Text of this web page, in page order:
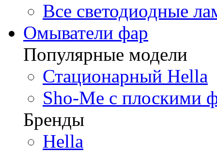
Все светодиодные
Омыватели фар
Популярные модели
Стационарный Hella
Sho-Me с плоскими
Бренды
Hella